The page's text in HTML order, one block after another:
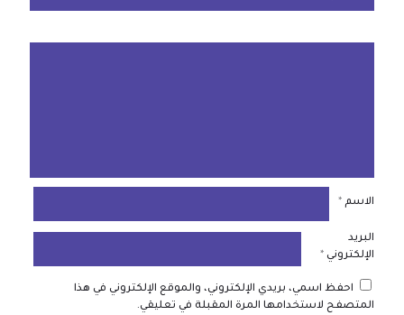
الاسم *
البريد
الإلكتروني *
احفظ اسمي، بريدي الإلكتروني، والموقع الإلكتروني في هذا
المتصفح لاستخدامها المرة المقبلة في تعليقي.